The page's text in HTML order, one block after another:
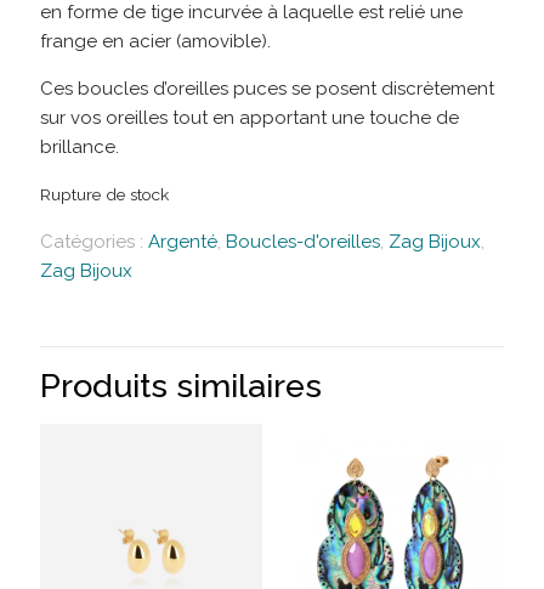
en forme de tige incurvée à laquelle est relié une
frange en acier (amovible).
Ces boucles d’oreilles puces se posent discrètement
sur vos oreilles tout en apportant une touche de
brillance.
Rupture de stock
Catégories : Argenté, Boucles-d'oreilles, Zag Bijoux,
Zag Bijoux
Produits similaires